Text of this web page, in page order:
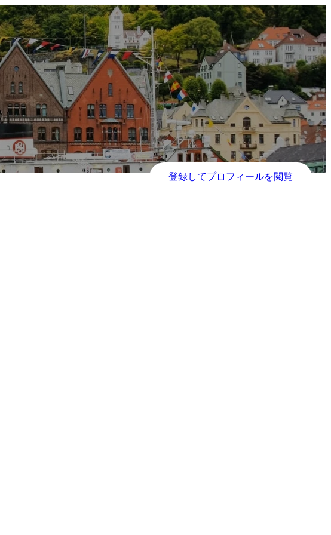
登録してプロフィールを閲覧